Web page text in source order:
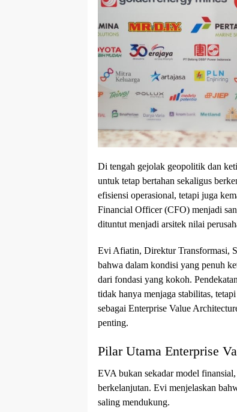
Di tengah gejolak geopolitik dan
untuk tetap bertahan sekaligus
efisiensi operasional, tetapi juga
Financial Officer (CFO) menjadi
dituntut menjadi arsitek nilai
Evi Afiatin, Direktur Transformasi,
bahwa dalam kondisi yang penuh
dari fondasi yang kokoh.
tidak hanya menjaga stabilitas,
sebagai Enterprise Value
penting.
Pilar Utama Enterprise
EVA bukan sekadar model
berkelanjutan. Evi menjelaskan
saling mendukung.